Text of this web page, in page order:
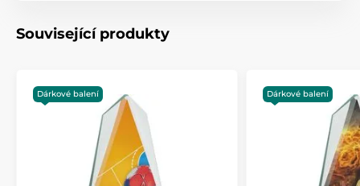
Způsob personalizace
laserové gravírování,
barevný UV HQ potisk
Související produkty
Dárkové balení Dárkové balení